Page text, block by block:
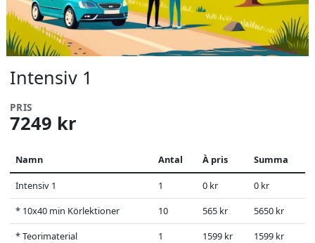
Intensiv 1
PRIS
7249 kr
Namn Antal À pris Summa
Intensiv 1 1 0 kr
0 kr
* 10x40 min Körlektioner
10 565 kr
5650 kr
* Teorimaterial
1 1599 kr 1599 kr